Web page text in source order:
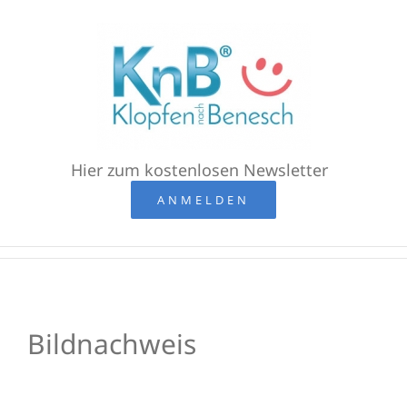
Hier zum kostenlosen Newsletter
ANMELDEN
Bildnachweis